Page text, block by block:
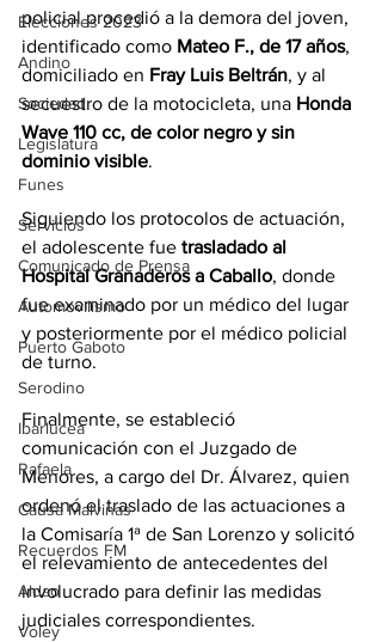
Elecciones 2023
Andino
Sociedad
Legislatura
Funes
Servicios
Comunicado de Prensa
Automovilismo
Puerto Gaboto
Serodino
Ibarlucea
Rafaela
Causa Malvinas
Recuerdos FM
Aldao
Voley
policial procedió a la demora del joven,
identificado como Mateo F., de 17 años,
domiciliado en Fray Luis Beltrán, y al
secuestro de la motocicleta, una Honda
Wave 110 cc, de color negro y sin
dominio visible.
Siguiendo los protocolos de actuación,
el adolescente fue trasladado al
Hospital Granaderos a Caballo, donde
fue examinado por un médico del lugar
y posteriormente por el médico policial
de turno.
Finalmente, se estableció
comunicación con el Juzgado de
Menores, a cargo del Dr. Álvarez, quien
ordenó el traslado de las actuaciones a
la Comisaría 1ª de San Lorenzo y solicitó
el relevamiento de antecedentes del
involucrado para definir las medidas
judiciales correspondientes.